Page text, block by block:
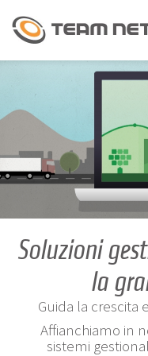
CHI
Soluzioni
la
Guida la crescita
Affianchiamo in
sistemi